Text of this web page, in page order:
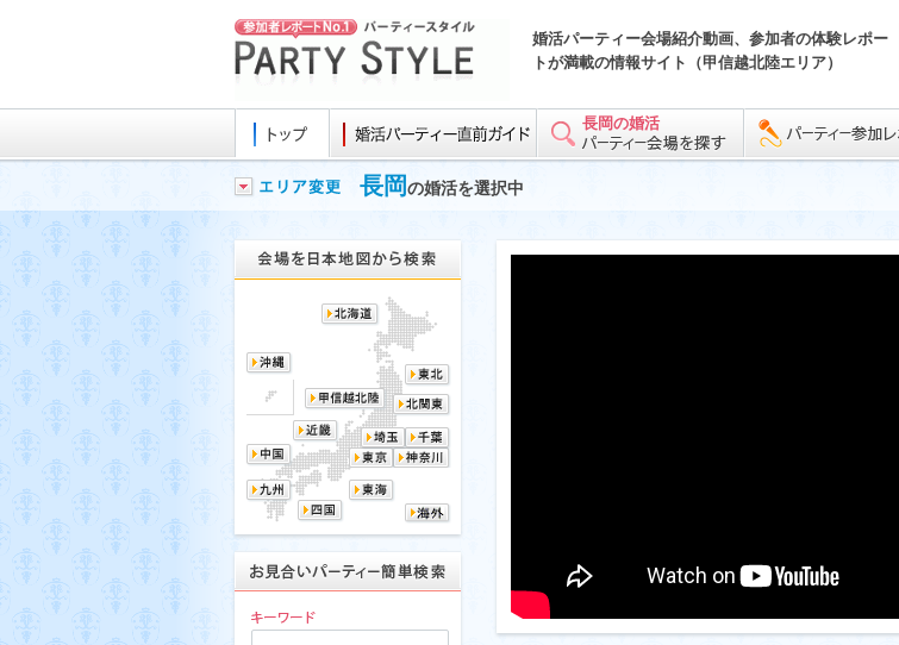
婚活パーティー会場紹介動画、参加者の体験レポー
トが満載の情報サイト（甲信越北陸エリア）
長岡の婚活
長岡 の婚活を選択中